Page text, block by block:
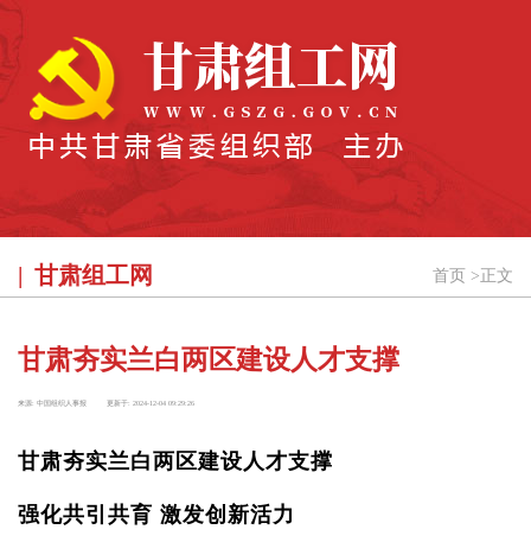
甘肃组工网 首页 > 正文
甘肃夯实兰白两区建设人才支撑
来源: 中国组织人事报 更新于: 2024-12-04 09:29:26
甘肃夯实兰白两区建设人才支撑
强化共引共育 激发创新活力